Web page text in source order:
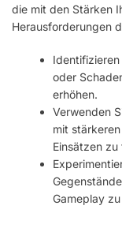
die mit den Stärken
Herausforderungen
oder
erhöhen.
Verwenden
mit
Einsätzen zu
Gameplay